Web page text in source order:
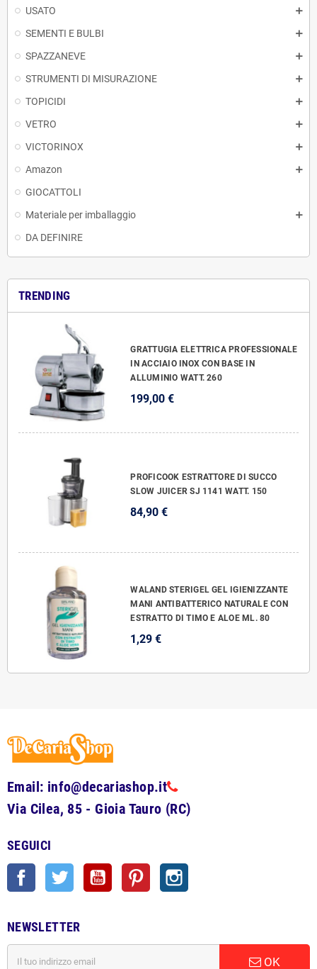
USATO
SEMENTI E BULBI
SPAZZANEVE
STRUMENTI DI MISURAZIONE
TOPICIDI
VETRO
VICTORINOX
Amazon
GIOCATTOLI
Materiale per imballaggio
DA DEFINIRE
TRENDING
GRATTUGIA ELETTRICA PROFESSIONALE
IN ACCIAIO INOX CON BASE IN
ALLUMINIO WATT. 260
199,00 €
PROFICOOK ESTRATTORE DI SUCCO
SLOW JUICER SJ 1141 WATT. 150
84,90 €
WALAND STERIGEL GEL IGIENIZZANTE
MANI ANTIBATTERICO NATURALE CON
ESTRATTO DI TIMO E ALOE ML. 80
1,29 €
Email: info@decariashop.it
Via Cilea, 85 - Gioia Tauro (RC)
SEGUICI
Facebook Twitter YouTube Pinterest
NEWSLETTER
OK